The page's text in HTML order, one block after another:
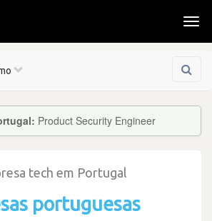
Product Security Engineer
tech em Portugal
portuguesas